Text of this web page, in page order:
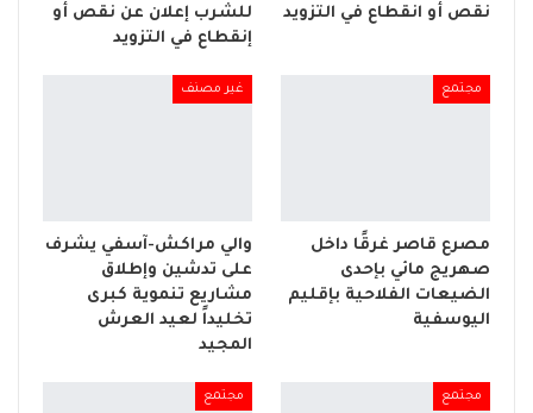
نقص أو انقطاع في التزويد
للشرب إعلان عن نقص أو
إنقطاع في التزويد
مجتمع
مصرع قاصر غرقًا داخل
صهريج مائي بإحدى
الضيعات الفلاحية بإقليم
اليوسفية
غير مصنف
والي مراكش-آسفي يشرف
على تدشين وإطلاق
مشاريع تنموية كبرى
تخليداً لعيد العرش
المجيد
مجتمع مجتمع